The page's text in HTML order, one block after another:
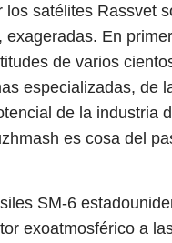
los satélites Rassvet
exageradas. En
de varios
especializadas, de
de la industria
es cosa del
SM-6
exoatmosférico a